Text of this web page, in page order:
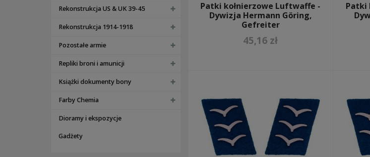
na czapkę
specjalizacje
DOKUMENTY I NIEŚMIERTELNIKI
instrukcje i poradniki
nieśmiertelniki
FARBY
RZECZY ORYGINALNE KOLEKCJONERSKIE
DIY - OKUCIA I MATERIAŁY
Rekonstrukcja US & UK 39-45
Rekonstrukcja 1914-1918
Pozostałe armie
Repliki broni i amunicji
Książki dokumenty bony
Farby Chemia
Dioramy i ekspozycje
Gadżety
Patki kołnierzowe Luftwaffe -
Dywizja Hermann Göring,
Gefreiter
45,16 zł
Patki